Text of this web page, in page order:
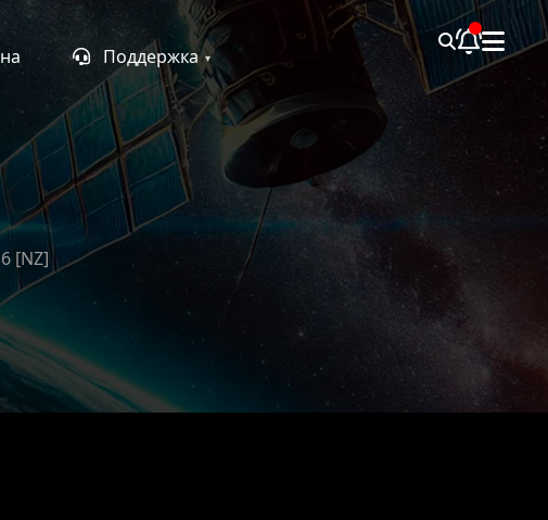
Поддержка
[NZ]